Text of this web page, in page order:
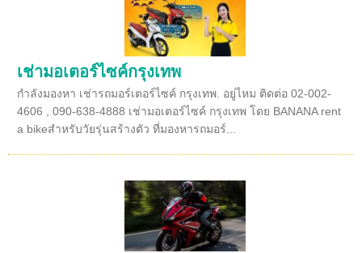
เช่ามอเตอร์ไซค์กรุงเทพ
กำลังมองหา เช่ารถมอร์เตอร์ไซค์ กรุงเทพ. อยู่ไหม ติดต่อ 02-002-
4606 , 090-638-4888 เช่ามอเตอร์ไซค์ กรุงเทพ โดย BANANA rent
a bikeสำหรับวัยรุ่นสร้างตัว ที่มองหารถมอร์...